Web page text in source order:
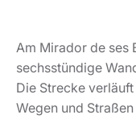
Am Mirador de ses
sechsstündige
Die Strecke
Wegen und